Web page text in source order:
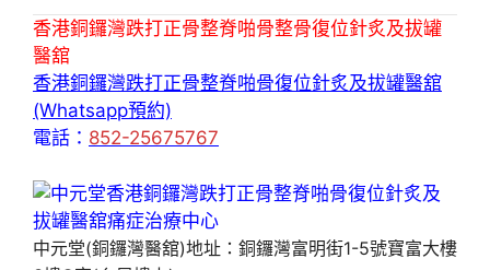
香港銅鑼灣跌打正骨整脊啪骨整骨復位針炙及拔罐
醫舘
香港銅鑼灣跌打正骨整脊啪骨復位針炙及拔罐醫舘
(Whatsapp預約)
電話： 852-25675767
中元堂(銅鑼灣醫舘)地址：銅鑼灣富明街1-5號寶富大樓